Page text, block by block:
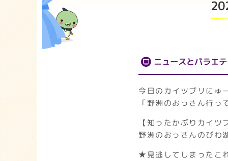
ニュースとバラエ
今日のカイツブリにゅ
「野洲のおっさん行
【知ったかぶりカイ
野洲のおっさんのびわ
★見逃してしまったこ